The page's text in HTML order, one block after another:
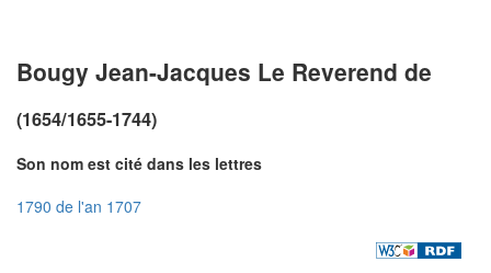
Bougy Jean-Jacques Le Reverend de
(1654/1655-1744)
Son nom est cité dans les lettres
1790 de l'an 1707